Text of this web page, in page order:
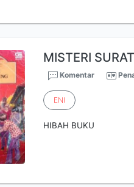
MISTERI
Komentar
ENI
HIBAH BUKU